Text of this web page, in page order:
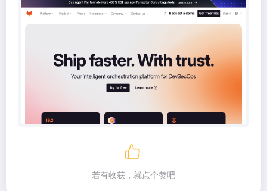
若有收获，就点个赞吧